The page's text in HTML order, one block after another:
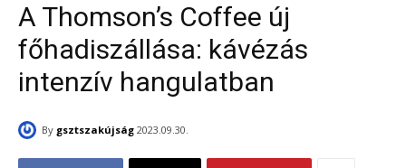
A Thomson’s Coffee új
főhadiszállása: kávézás
intenzív hangulatban
By gsztszakújság 2023.09.30.